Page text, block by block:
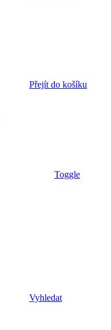
Přejít do košíku
Toggle
Vyhledat